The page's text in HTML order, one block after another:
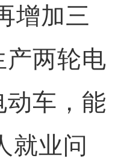
加三
产两轮电
车，能
就业问